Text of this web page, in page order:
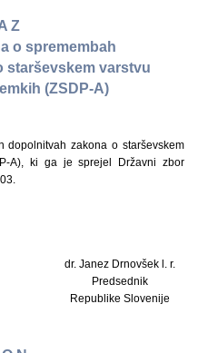
Z
o spremembah
starševskem varstvu
(ZSDP-A)
dopolnitvah zakona o starševskem
A), ki ga je sprejel Državni zbor
dr. Janez Drnovšek l. r.
Predsednik
Republike Slovenije